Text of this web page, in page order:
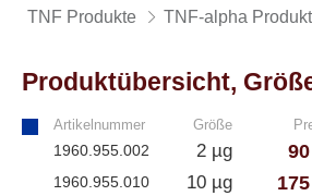
TNF Produkte TNF-alpha
Produktübersicht,
Artikelnummer Größe
1960.955.002 2 µg
1960.955.010 10 µg